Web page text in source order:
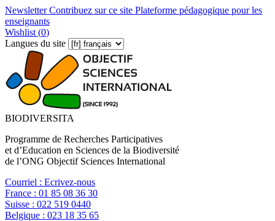
NewsletterContribuez sur ce site Plateforme pédagogique pour les
enseignants
Wishlist (0)
Langues du site
BIODIVERSITA
Programme de Recherches Participatives
et d’Education en Sciences de la Biodiversité
de l’ONG Objectif Sciences International
Courriel : Ecrivez-nous
France : 01 85 08 36 30
Suisse : 022 519 0440
Belgique : 023 18 35 65